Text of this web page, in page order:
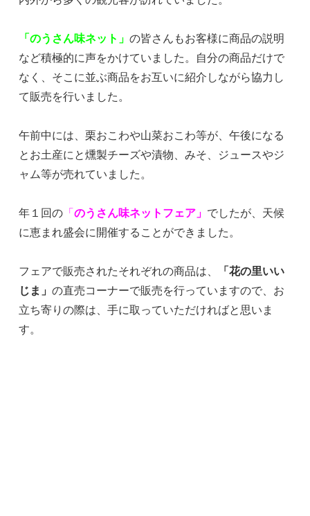
「のうさん味ネット」の皆さんもお客様に商品の説明
など積極的に声をかけていました。自分の商品だけで
なく、そこに並ぶ商品をお互いに紹介しながら協力し
て販売を行いました。
午前中には、栗おこわや山菜おこわ等が、午後になる
とお土産にと燻製チーズや漬物、みそ、ジュースやジ
ャム等が売れていました。
年１回の 「のうさん味ネットフェア」 でしたが、天候
に恵まれ盛会に開催することができました。
フェアで販売されたそれぞれの商品は、
「花の里いい
じま」の直売コーナーで販売を行っていますので、お
立ち寄りの際は、手に取っていただければと思いま
す。